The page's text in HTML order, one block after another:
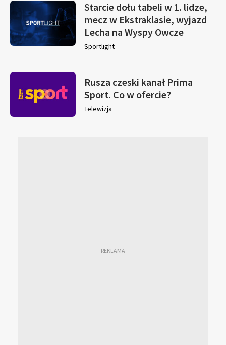
Starcie dołu tabeli w 1. lidze,
mecz w Ekstraklasie, wyjazd
Lecha na Wyspy Owcze
Sportlight
Rusza czeski kanał Prima
Sport. Co w ofercie?
Telewizja